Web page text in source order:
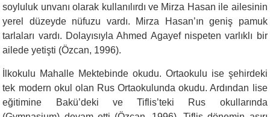
soyluluk unvanı olarak kullanılırdı ve Mirza Hasan ile ailesinin
yerel düzeyde nüfuzu vardı. Mirza Hasan’ın geniş pamuk
tarlaları vardı. Dolayısıyla Ahmed Agayef nispeten varlıklı bir
ailede yetişti (Özcan, 1996).
İlkokulu Mahalle Mektebinde okudu. Ortaokulu ise şehirdeki
tek modern okul olan Rus Ortaokulunda okudu. Ardından lise
eğitimine Bakü’deki ve Tiflis’teki Rus okullarında